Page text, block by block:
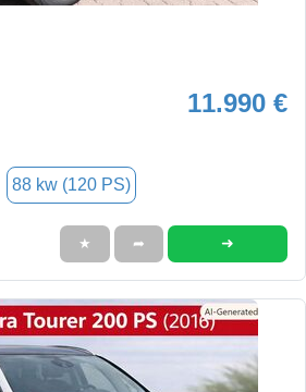
11.990 €
88 kw (120 PS)
★ ➦ ➜